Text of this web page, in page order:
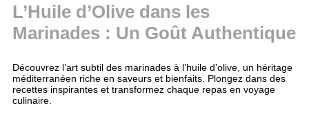
L’Huile d’Olive dans les
Marinades : Un Goût Authentique
Découvrez l’art subtil des marinades à l’huile d’olive, un héritage
méditerranéen riche en saveurs et bienfaits. Plongez dans des
recettes inspirantes et transformez chaque repas en voyage
culinaire.